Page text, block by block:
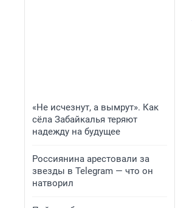
«Не исчезнут, а вымрут». Как
сёла Забайкалья теряют
надежду на будущее
Россиянина арестовали за
звезды в Telegram — что он
натворил